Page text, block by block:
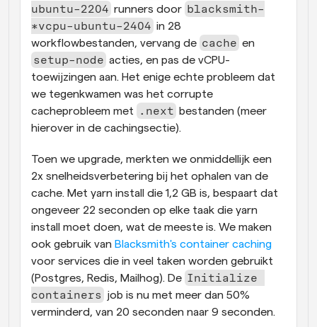
ubuntu-2204 runners door blacksmith-
*vcpu-ubuntu-2404 in 28
workflowbestanden, vervang de cache
setup-node acties, en pas de vCPU-
toewijzingen aan. Het enige echte probleem dat
we tegenkwamen was het corrupte
cacheprobleem met
.next
bestanden (meer
hierover in de cachingsectie).
Toen we upgrade, merkten we onmiddellijk een
2x snelheidsverbetering bij het ophalen van de
cache. Met yarn install die 1,2 GB is, bespaart dat
ongeveer 22 seconden op elke taak die yarn
install moet doen, wat de meeste is. We maken
ook gebruik van Blacksmith's container caching
voor services die in veel taken worden gebruikt
(Postgres, Redis, Mailhog). De Initialize
containers
job is nu met meer dan 50%
verminderd, van 20 seconden naar 9 seconden.